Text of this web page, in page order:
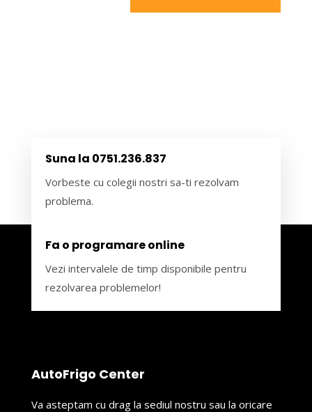
Suna la 0751.236.837
Vorbeste cu colegii nostri sa-ti rezolvam
problema.
Fa o programare online
Vezi intervalele de timp disponibile pentru
rezolvarea problemelor!
AutoFrigo Center
Va asteptam cu drag la sediul nostru sau la oricare